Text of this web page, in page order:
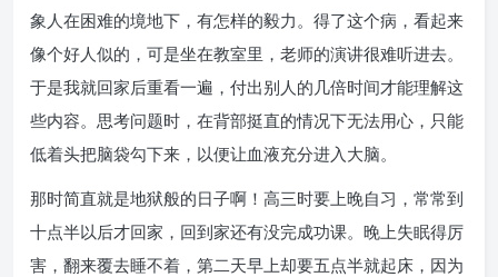
象人在困难的境地下，有怎样的毅力。得了这个病，看起来
像个好人似的，可是坐在教室里，老师的演讲很难听进去。
于是我就回家后重看一遍，付出别人的几倍时间才能理解这
些内容。思考问题时，在背部挺直的情况下无法用心，只能
低着头把脑袋勾下来，以便让血液充分进入大脑。
那时简直就是地狱般的日子啊！高三时要上晚自习，常常到
十点半以后才回家，回到家还有没完成功课。晚上失眠得厉
害，翻来覆去睡不着，第二天早上却要五点半就起床，因为